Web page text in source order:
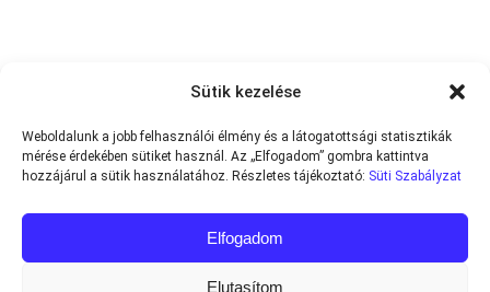
Sütik kezelése
Weboldalunk a jobb felhasználói élmény és a látogatottsági statisztikák
mérése érdekében sütiket használ. Az „Elfogadom” gombra kattintva
hozzájárul a sütik használatához. Részletes tájékoztató: Süti Szabályzat
Elfogadom
Elutasítom